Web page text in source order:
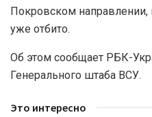
Покровском
уже отбито.
Об этом сообщает РБК-
Генерального штаба ВСУ.
Это интересно